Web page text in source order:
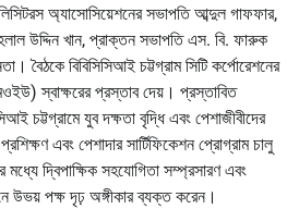
অ্যাসোসিয়েশনের সভাপতি আব্দুল গাফফার,
উদ্দিন খান, প্রাক্তন সভাপতি এস. বি. ফারুক
বৈঠকে বিবিসিসিআই চট্টগ্রাম সিটি কর্পোরেশনের
স্বাক্ষরের প্রস্তাব দেয়। প্রস্তাবিত
চট্টগ্রামে যুব দক্ষতা বৃদ্ধি এবং পেশাজীবীদের
এবং পেশাদার সার্টিফিকেশন প্রোগ্রাম চালু
দ্বিপাক্ষিক সহযোগিতা সম্প্রসারণ এবং
উভয় পক্ষ দৃঢ় অঙ্গীকার ব্যক্ত করেন।